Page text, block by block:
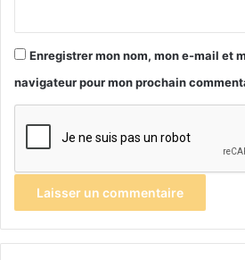
Enregistrer mon nom, mon e-mail et
navigateur pour mon prochain